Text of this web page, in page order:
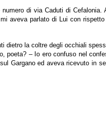
di via Caduti di
aveva parlato di Lui con
la coltre degli occhiali
– Io ero confuso nel
Gargano ed aveva ricevuto in